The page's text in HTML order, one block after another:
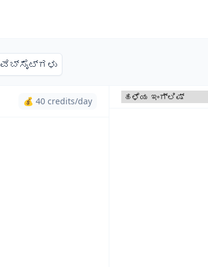
ವೆಬ್‌ಸೈಟ್‌ಗಳು
💰 40 credits/day